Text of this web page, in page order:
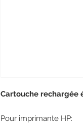
Cartouche rechargée
Pour imprimante HP: